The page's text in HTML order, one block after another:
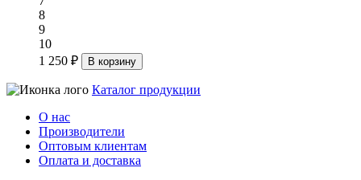
8
9
10
1 250 ₽
В корзину
Каталог продукции
О нас
Производители
Оптовым клиентам
Оплата и доставка